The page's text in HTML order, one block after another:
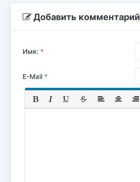
Добавить комментарий
Имя: *
E-Mail *